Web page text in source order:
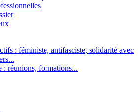
: féministe, antifasciste, solidarité avec
: réunions, formations...